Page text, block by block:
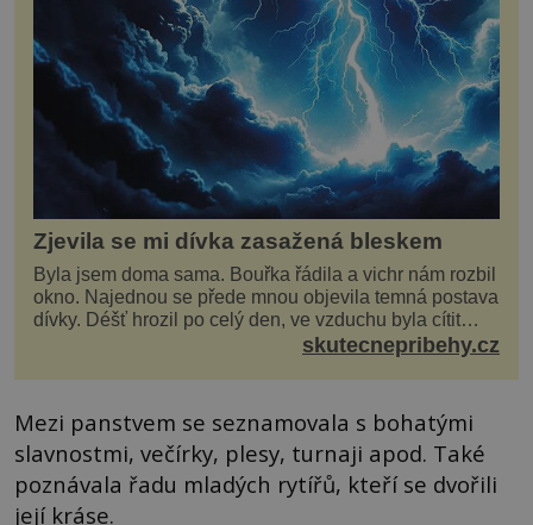
Zjevila se mi dívka zasažená bleskem
Byla jsem doma sama. Bouřka řádila a vichr nám rozbil
okno. Najednou se přede mnou objevila temná postava
dívky. Déšť hrozil po celý den, ve vzduchu byla cítit
bouřka. Do topolů před domem se opřel ví...skutecnepribehy.cz
Mezi panstvem se seznamovala s bohatými
slavnostmi, večírky, plesy, turnaji apod. Také
poznávala řadu mladých rytířů, kteří se dvořili
její kráse.